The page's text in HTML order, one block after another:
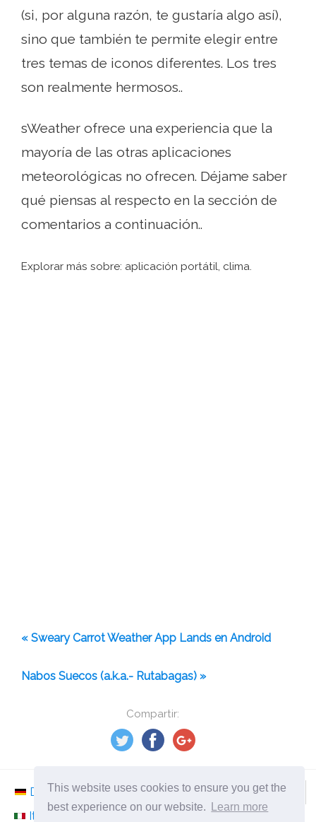
This website uses cookies to ensure you get the
best experience on our website.
Learn more
Compartir:
(si, por alguna razón, te gustaría algo así),
sino que también te permite elegir entre
tres temas de iconos diferentes. Los tres
son realmente hermosos..
sWeather ofrece una experiencia que la
mayoría de las otras aplicaciones
meteorológicas no ofrecen. Déjame saber
qué piensas al respecto en la sección de
comentarios a continuación..
Explorar más sobre: ​​aplicación portátil, clima.
« Sweary Carrot Weather App Lands en Android
Nabos Suecos (a.k.a.- Rutabagas) »
Deutsch Nederlands Svenska
Norsk
Italiano
Español Românesc